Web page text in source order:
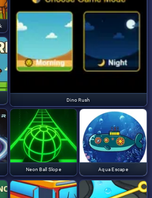
Dino Rush
Neon Ball Slope Aqua Escape